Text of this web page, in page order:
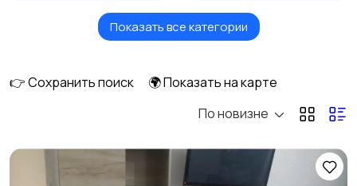
Кровати и матрасы1 Диваны и кресла
интерьера
Показать все категории
👉 Сохранить поиск
🌍 Показать на карте
По новизне